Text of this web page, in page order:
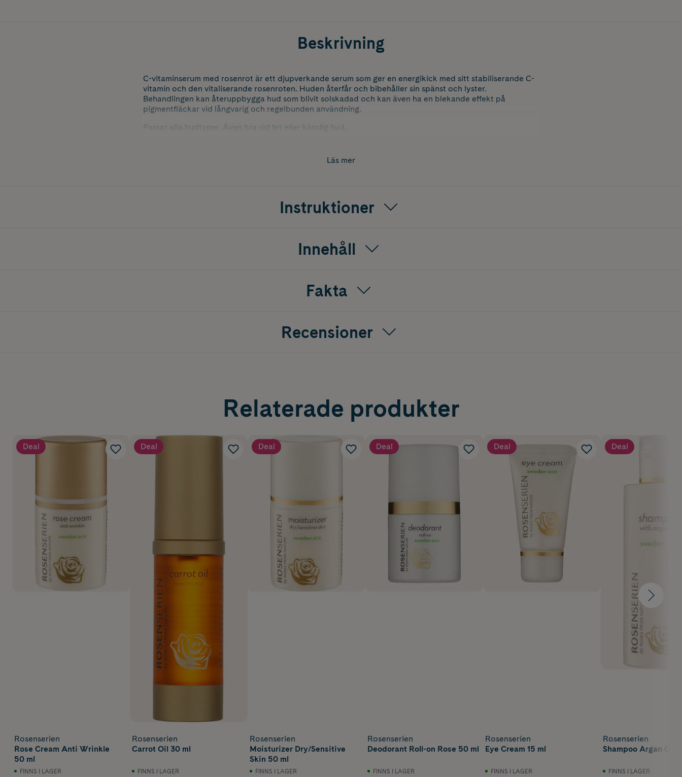
Beskrivning
C-vitaminserum med rosenrot är ett djupverkande serum som ger en energikick med sitt stabiliserande C-
vitamin och den vitaliserande rosenroten. Huden återfår och bibehåller sin spänst och lyster.
Behandlingen kan återuppbygga hud som blivit solskadad och kan även ha en blekande effekt på
pigmentfläckar vid långvarig och regelbunden användning.
Passar alla hudtyper. Även bra vid fet eller känslig hud.
Godkänd av Djurens Rätt och internationella PETA.Läs mer
Instruktioner
Innehåll
Fakta
Recensioner
Relaterade produkter
Deal
Rosenserien
Rose Cream Anti Wrinkle
50 ml
FINNS I LAGER
Deal
Rosenserien
Carrot Oil 30 ml
FINNS I LAGER
Deal
Rosenserien
Moisturizer Dry/Sensitive
Skin 50 ml
FINNS I LAGER
Deal
Rosenserien
Deodorant Roll-on Rose 50 ml
FINNS I LAGER
Deal
Rosenserien
Eye Cream 15 ml
FINNS I LAGER
Deal
Rosenserien
Shampoo Argan Oil
FINNS I LAGER